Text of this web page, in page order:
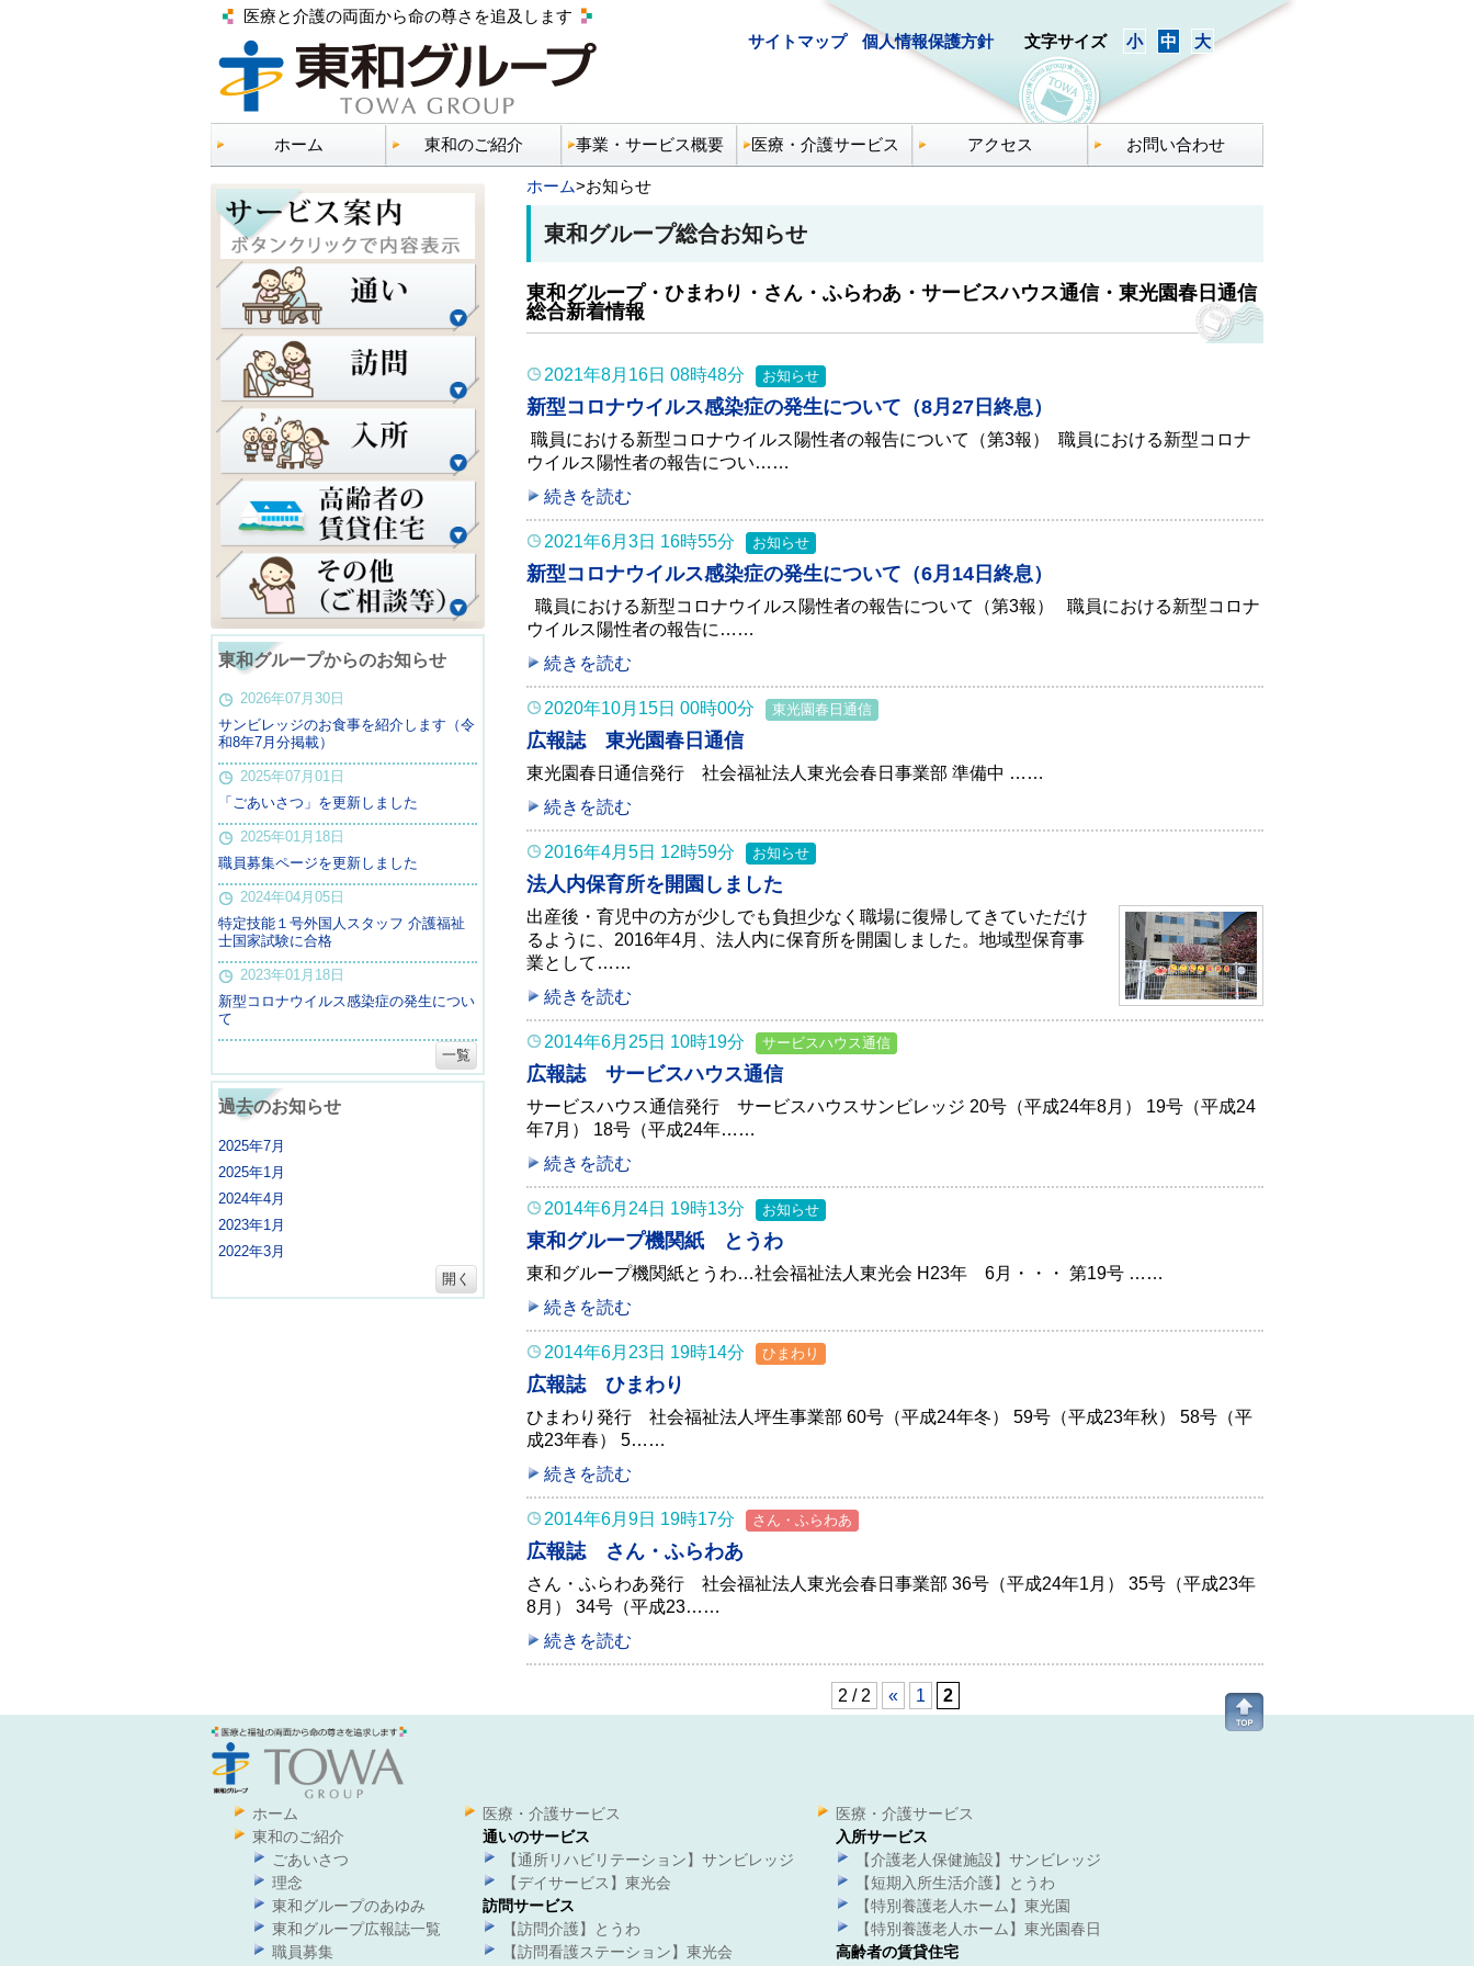
医療と介護の両面から命の尊さを追及します
サイトマップ
個人情報保護方針 文字サイズ 小 中 大
ホーム 東和のご紹介 事業・サービス概要 医療・介護サービス アクセス お問い合わせ
ホーム>お知らせ
東和グループ総合お知らせ
東和グループ・ひまわり・さん・ふらわあ・サービスハウス通信・東光園春日通信
総合新着情報
2021年8月16日 08時48分 お知らせ
新型コロナウイルス感染症の発生について（8月27日終息）
職員における新型コロナウイルス陽性者の報告について（第3報） 職員における新型コロナ
ウイルス陽性者の報告につい……
続きを読む
2021年6月3日 16時55分 お知らせ
新型コロナウイルス感染症の発生について（6月14日終息）
職員における新型コロナウイルス陽性者の報告について（第3報） 職員における新型コロナ
ウイルス陽性者の報告に……
続きを読む
2020年10月15日 00時00分 東光園春日通信
広報誌 東光園春日通信
東光園春日通信発行 社会福祉法人東光会春日事業部 準備中 ……
続きを読む
2016年4月5日 12時59分 お知らせ
法人内保育所を開園しました
出産後・育児中の方が少しでも負担少なく職場に復帰してきていただけ
るように、2016年4月、法人内に保育所を開園しました。地域型保育事
業として……
続きを読む
2014年6月25日 10時19分 サービスハウス通信
広報誌 サービスハウス通信
サービスハウス通信発行 サービスハウスサンビレッジ 20号（平成24年8月） 19号（平成24
年7月） 18号（平成24年……
続きを読む
2014年6月24日 19時13分 お知らせ
東和グループ機関紙 とうわ
東和グループ機関紙とうわ…社会福祉法人東光会 H23年 6月・・・ 第19号 ……
続きを読む
2014年6月23日 19時14分 ひまわり
広報誌 ひまわり
ひまわり発行 社会福祉法人坪生事業部 60号（平成24年冬） 59号（平成23年秋） 58号（平
成23年春） 5……
続きを読む
2014年6月9日 19時17分 さん・ふらわあ
広報誌 さん・ふらわあ
さん・ふらわあ発行 社会福祉法人東光会春日事業部 36号（平成24年1月） 35号（平成23年
8月） 34号（平成23……
続きを読む
2 / 2 « 1 2
東和グループからのお知らせ
2026年07月30日
サンビレッジのお食事を紹介します（令
和8年7月分掲載）
2025年07月01日
「ごあいさつ」を更新しました
2025年01月18日
職員募集ページを更新しました
2024年04月05日
特定技能１号外国人スタッフ 介護福祉
士国家試験に合格
2023年01月18日
新型コロナウイルス感染症の発生につい
て
一覧
過去のお知らせ
2025年7月
2025年1月
2024年4月
2023年1月
2022年3月
開く
ホーム
東和のご紹介
ごあいさつ
理念
東和グループのあゆみ
東和グループ広報誌一覧
職員募集
医療・介護サービス
通いのサービス
【通所リハビリテーション】サンビレッジ
【デイサービス】東光会
訪問サービス
【訪問介護】とうわ
【訪問看護ステーション】東光会
医療・介護サービス
入所サービス
【介護老人保健施設】サンビレッジ
【短期入所生活介護】とうわ
【特別養護老人ホーム】東光園
【特別養護老人ホーム】東光園春日
高齢者の賃貸住宅